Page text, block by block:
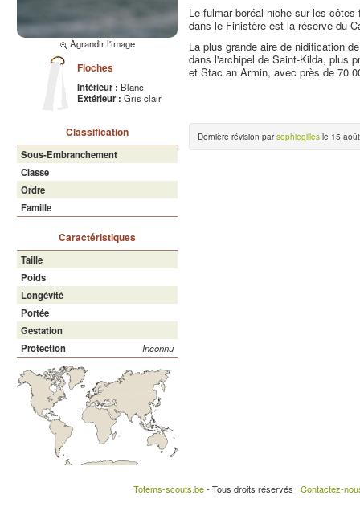
Agrandir l'image
Floches
Intérieur : Blanc
Extérieur : Gris clair
Classification
Sous-Embranchement
Classe
Ordre
Famille
Caractéristiques
Taille
Poids
Longévité
Portée
Gestation
Protection
Inconnu
Le fulmar boréal niche sur les
dans le Finistère est la réserve du
La plus grande aire de nidification
dans l'archipel de Saint-Kilda, plus
et Stac an Armin, avec près de 70
Dernière révision parsophiegilles le 15
Totems-scouts.be- Tous droits réservés | Contactez-